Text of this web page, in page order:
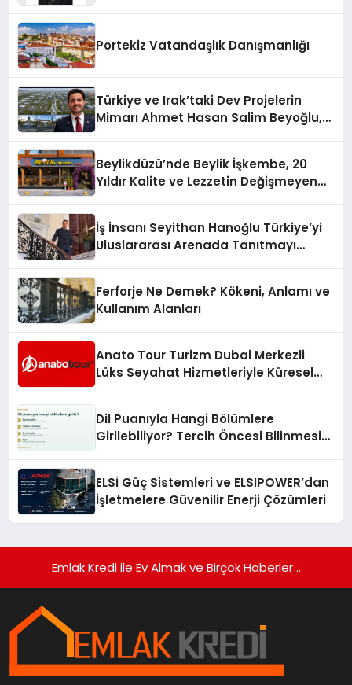
Portekiz Vatandaşlık Danışmanlığı
Türkiye ve Irak’taki Dev Projelerin
Mimarı Ahmet Hasan Salim Beyoğlu,
Hayata Geçirecek
Beylikdüzü’nde Beylik İşkembe, 20
Yıldır Kalite ve Lezzetin Değişmeyen
İş İnsanı Seyithan Hanoğlu Türkiye’yi
Uluslararası Arenada Tanıtmayı
Ferforje Ne Demek? Kökeni, Anlamı ve
Kullanım Alanları
Anato Tour Turizm Dubai Merkezli
Lüks Seyahat Hizmetleriyle Küresel
Dil Puanıyla Hangi Bölümlere
Girilebiliyor? Tercih Öncesi Bilinmesi
ELSİ Güç Sistemleri ve ELSIPOWER’dan
İşletmelere Güvenilir Enerji Çözümleri
Emlak Kredi ile Ev Almak ve Birçok Haberler ..